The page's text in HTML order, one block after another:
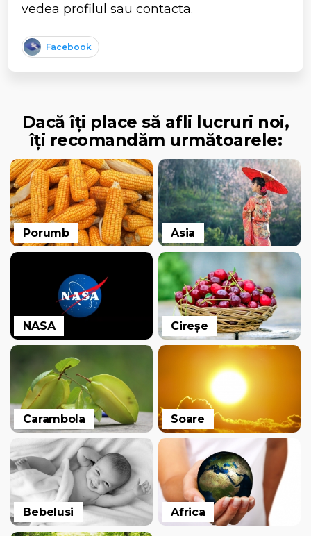
vedea profilul sau contacta.
Facebook
Dacă îți place să afli lucruri noi,
îți recomandăm următoarele:
Porumb Asia
NASA Cireșe
Carambola Soare
Bebelusi Africa